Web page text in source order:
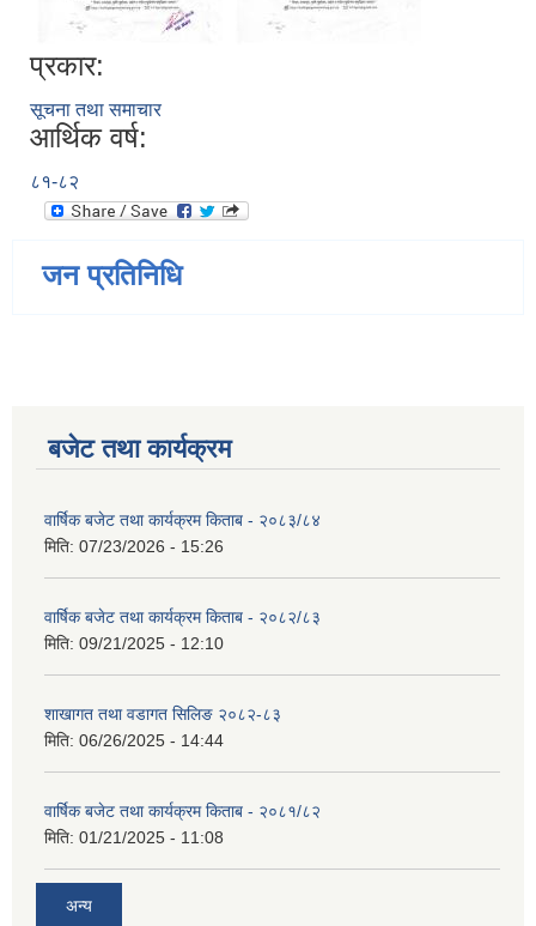
प्रकार:
सूचना तथा समाचार
आर्थिक वर्ष:
८१-८२
जन प्रतिनिधि
बजेट तथा कार्यक्रम
वार्षिक बजेट तथा कार्यक्रम किताब - २०८३/८४
मिति: 07/23/2026 - 15:26
वार्षिक बजेट तथा कार्यक्रम किताब - २०८२/८३
मिति: 09/21/2025 - 12:10
शाखागत तथा वडागत सिलिङ २०८२-८३
मिति: 06/26/2025 - 14:44
वार्षिक बजेट तथा कार्यक्रम किताब - २०८१/८२
मिति: 01/21/2025 - 11:08
अन्य